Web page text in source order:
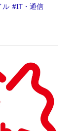
ル IT・通信